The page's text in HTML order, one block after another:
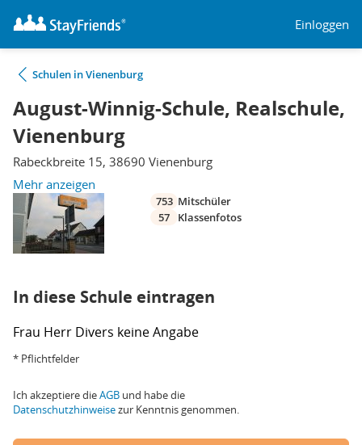
Einloggen
Schulen in Vienenburg
August-Winnig-Schule, Realschule,
Vienenburg
Rabeckbreite 15, 38690 Vienenburg
Mehr anzeigen
753 Mitschüler
57
Klassenfotos
In diese Schule eintragen
Frau Herr Divers keine Angabe
* Pflichtfelder
Ich akzeptiere dieAGB und habe die
Datenschutzhinweisezur Kenntnis genommen.